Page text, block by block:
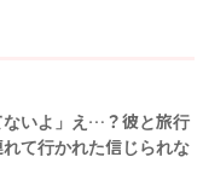
ないよ」え…？彼と旅行
て行かれた信じられな